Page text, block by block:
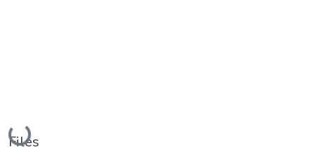
Loading...
Files